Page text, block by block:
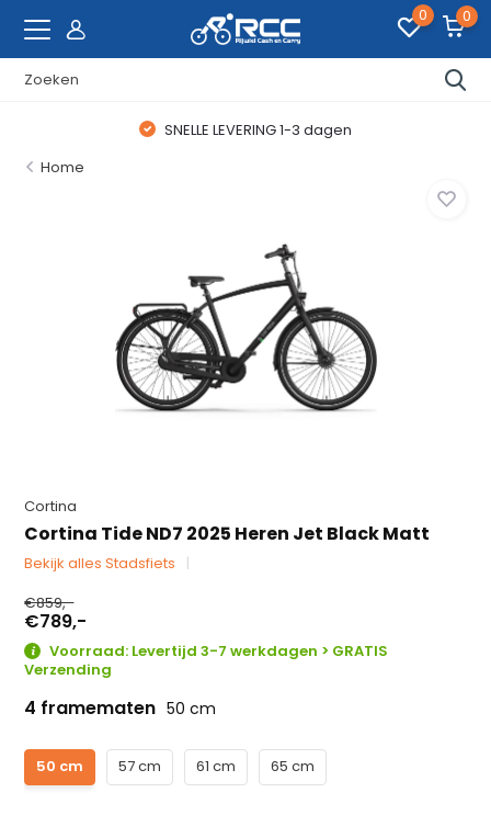
0 0
SNELLE LEVERING 1-3 dagen
Home
Cortina
Cortina Tide ND7 2025 Heren Jet Black Matt
Bekijk alles Stadsfiets
€859,-
€789,-
Voorraad: Levertijd 3-7 werkdagen > GRATIS
Verzending
4 framematen 50 cm
50 cm 57 cm 61 cm 65 cm